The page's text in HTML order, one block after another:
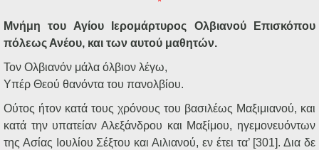
Μνήμη του Αγίου Ιερομάρτυρος Ολβιανού Επισκόπου
πόλεως Ανέου, και των αυτού μαθητών.
Τον Ολβιανόν μάλα όλβιον λέγω,
Υπέρ Θεού θανόντα του πανολβίου.
Ούτος ήτον κατά τους χρόνους του βασιλέως Μαξιμιανού, και
κατά την υπατείαν Αλεξάνδρου και Μαξίμου, ηγεμονευόντων
της Ασίας Ιουλίου Σέξτου και Αιλιανού, εν έτει τα’ [301]. Δια δε